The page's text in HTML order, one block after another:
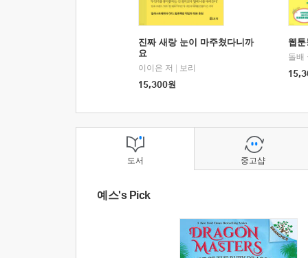
진짜 새랑 눈이 마주쳤다니까
요
이이은 저
보리
15,300원
웹
돌배
도서
예스's Pick
중고샵